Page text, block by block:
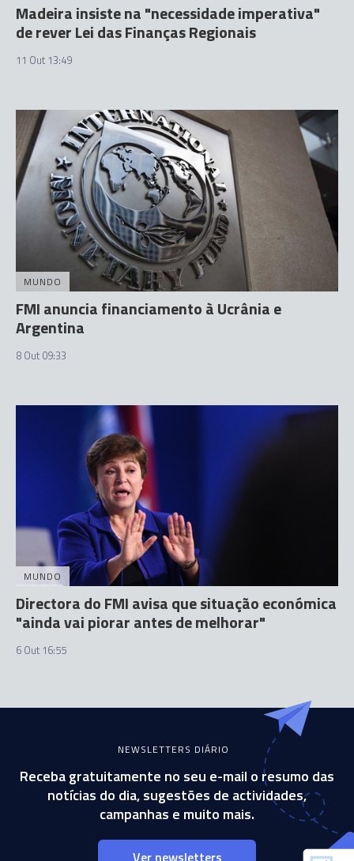
Madeira insiste na "necessidade imperativa"
de rever Lei das Finanças Regionais
11 Out 13:49
MUNDO
FMI anuncia financiamento à Ucrânia e
Argentina
8 Out 09:33
MUNDO
Directora do FMI avisa que situação económica
"ainda vai piorar antes de melhorar"
6 Out 16:55
NEWSLETTERS DIÁRIO
Receba gratuitamente no seu e-mail o resumo das
notícias do dia, sugestões de actividades,
campanhas e muito mais.
Ver newsletters